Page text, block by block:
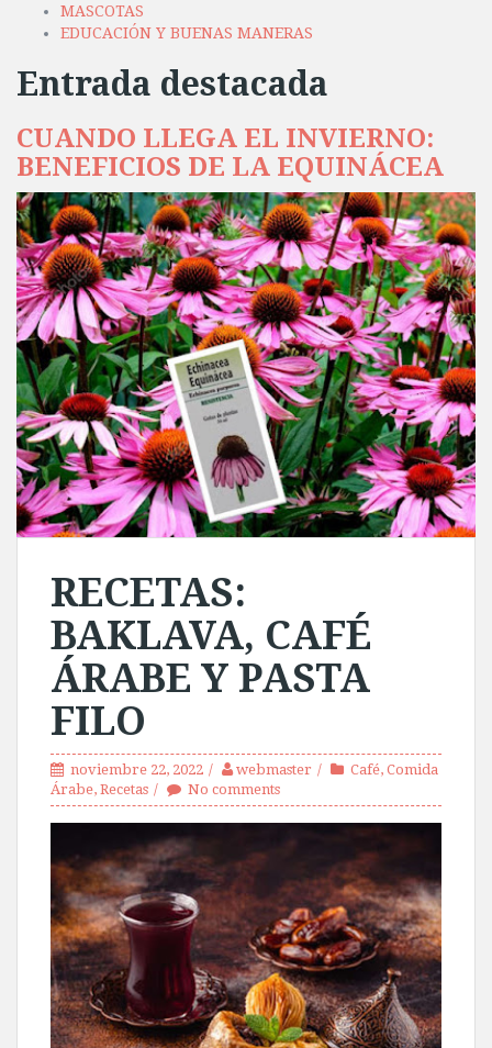
MASCOTAS
EDUCACIÓN Y BUENAS MANERAS
Entrada destacada
CUANDO LLEGA EL INVIERNO:
BENEFICIOS DE LA EQUINÁCEA
RECETAS:
BAKLAVA, CAFÉ
ÁRABE Y PASTA
FILO
noviembre 22, 2022 webmaster Café, Comida
Árabe, Recetas No comments